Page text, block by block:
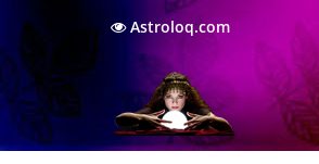
Astroloq.com